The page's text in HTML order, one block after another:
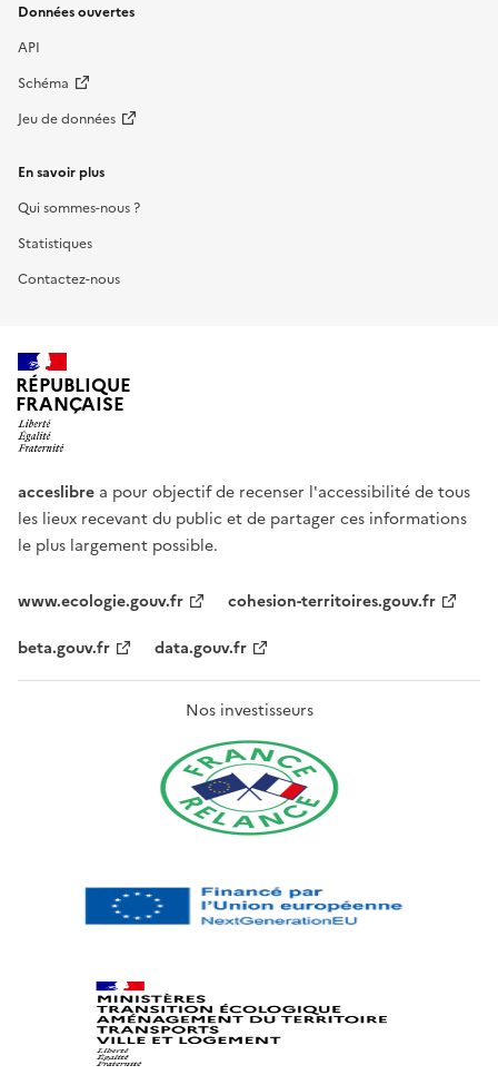
Données ouvertes
API
Schéma
Jeu de données
En savoir plus
Qui sommes-nous ?
Statistiques
Contactez-nous
RÉPUBLIQUE
FRANÇAISE
acceslibre a pour objectif de recenser l'accessibilité de tous
les lieux recevant du public et de partager ces informations
le plus largement possible.
www.ecologie.gouv.fr
cohesion-territoires.gouv.fr
beta.gouv.fr
data.gouv.fr
Nos investisseurs